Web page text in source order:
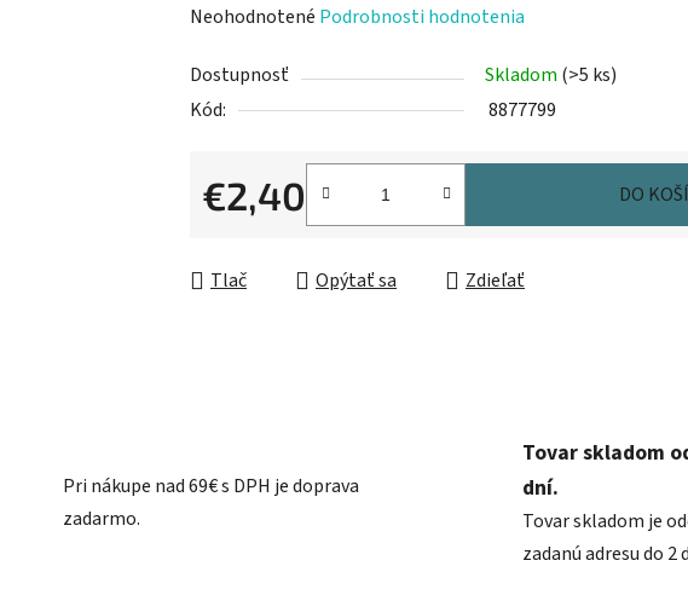
Priemerné
produktu
je
Neohodnotené Podrobnosti hodnotenia
Dostupnosť Skladom (>5 ks)
Kód:
8877799
€2,40
Jednotková cena:
DO
Tlač Opýtať sa Zdieľať
Pri nákupe nad 69€ s DPH je doprava
zadarmo.
Tovar skladom
dní.
Tovar skladom je
zadanú adresu do 2